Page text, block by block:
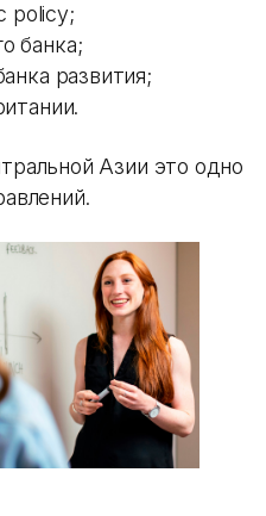
policy;
банка;
развития;
Азии это одно